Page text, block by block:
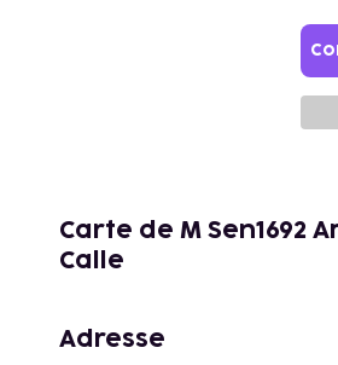
Carte de M Sen1692
Calle
Adresse